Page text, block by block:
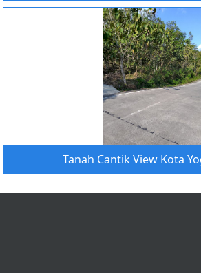
Tanah Cantik View Kota